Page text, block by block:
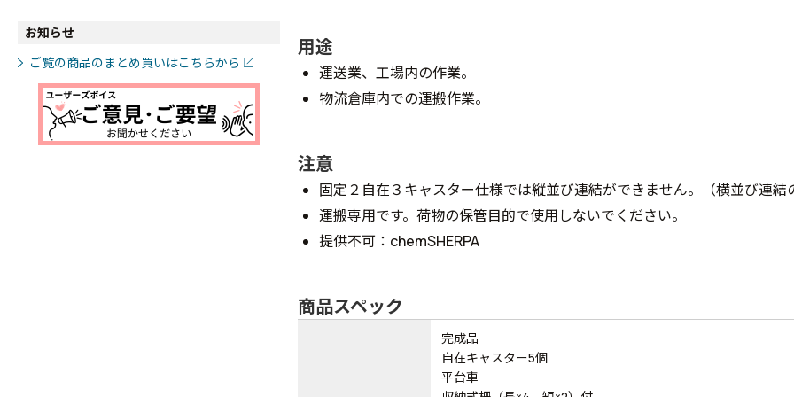
お知らせ
ご覧の商品のまとめ買いはこちらから
用途
運送業、工場内の作業。
物流倉庫内での運搬作業。
注意
固定２自在３キャスター仕様では縦並び連結ができません。（横並び連結
運搬専用です。荷物の保管目的で使用しないでください。
提供不可：chemSHERPA
商品スペック
完成品
自在キャスター5個
平台車